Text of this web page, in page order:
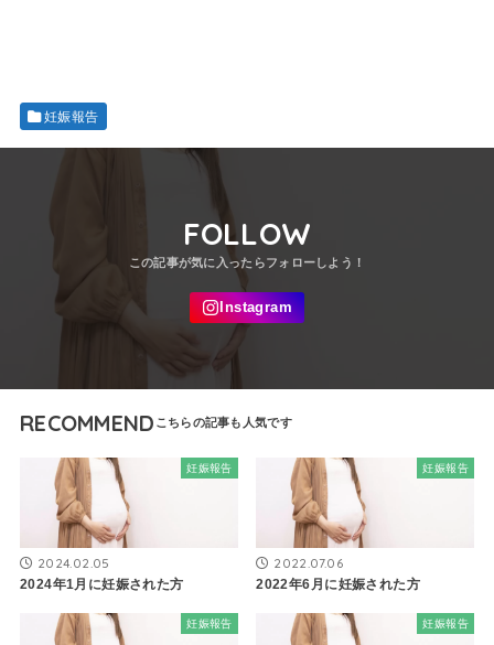
妊娠報告
FOLLOW
RECOMMEND
妊娠報告
2024.02.05
2024年1月に妊娠された方
妊娠報告
2022.07.06
2022年6月に妊娠された方
妊娠報告 妊娠報告